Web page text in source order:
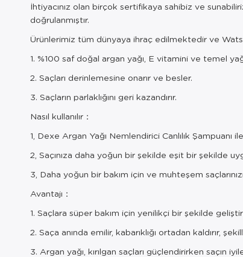
İhtiyacınız olan birçok sertifikaya sahibiz ve
doğrulanmıştır.
Ürünlerimiz tüm dünyaya ihraç edilmektedir ve
1. %100 saf doğal argan yağı, E vitamini ve temel
2. Saçları derinlemesine onarır ve besler.
3. Saçların parlaklığını geri kazandırır.
Nasıl kullanılır：
1, Dexe Argan Yağı Nemlendirici Canlılık
2, Saçınıza daha yoğun bir şekilde eşit bir şekilde
3, Daha yoğun bir bakım için ve muhteşem
Avantajı：
1. Saçlara süper bakım için yenilikçi bir şekilde
2. Saça anında emilir, kabarıklığı ortadan kaldırır,
3. Argan yağı, kırılgan saçları güçlendirirken